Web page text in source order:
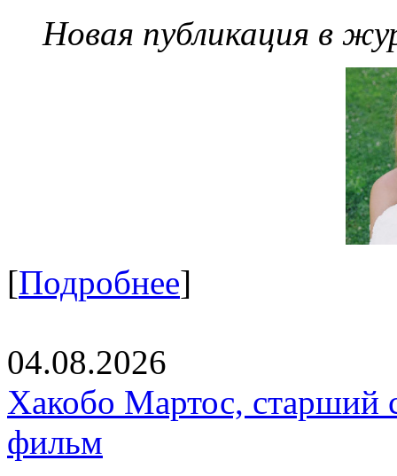
Новая публикация в
[Подробнее]
04.08.2026
Хакобо Мартос, старший
фильм